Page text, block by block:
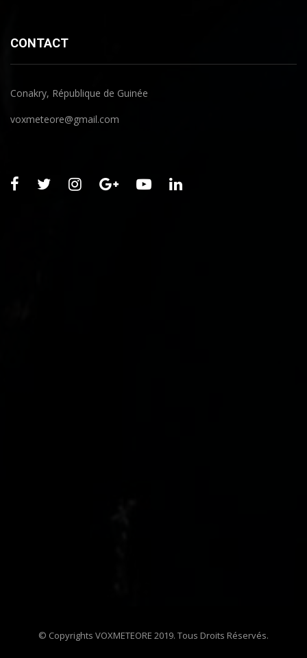
CONTACT
Conakry, République de Guinée
voxmeteore@gmail.com
© Copyrights VOXMETEORE 2019. Tous Droits Réservés.